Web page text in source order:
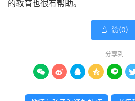
的教育也很有帮助。
 赞(0)
分享到
    